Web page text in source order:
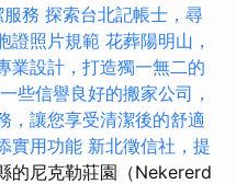
務 探索台北記帳士，尋
證照片規範 花葬陽明山，
業設計，打造獨一無二的
些信譽良好的搬家公司，
，讓您享受清潔後的舒適
實用功能 新北徵信社，提
的尼克勒莊園（Nekererd